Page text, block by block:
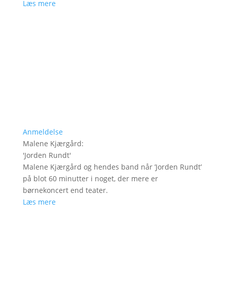
Læs mere
Anmeldelse
Malene Kjærgård:
'Jorden Rundt'
Malene Kjærgård og hendes band når ’Jorden Rundt’
på blot 60 minutter i noget, der mere er
børnekoncert end teater.
Læs mere